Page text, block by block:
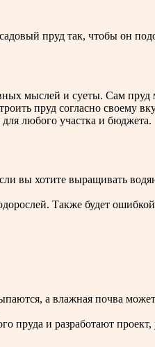
пруд так, чтобы он
мыслей и суеты. Сам пруд
пруд согласно своему
любого участка и бюджета.
вы хотите выращивать
Также будет
а влажная почва
пруда и разработают